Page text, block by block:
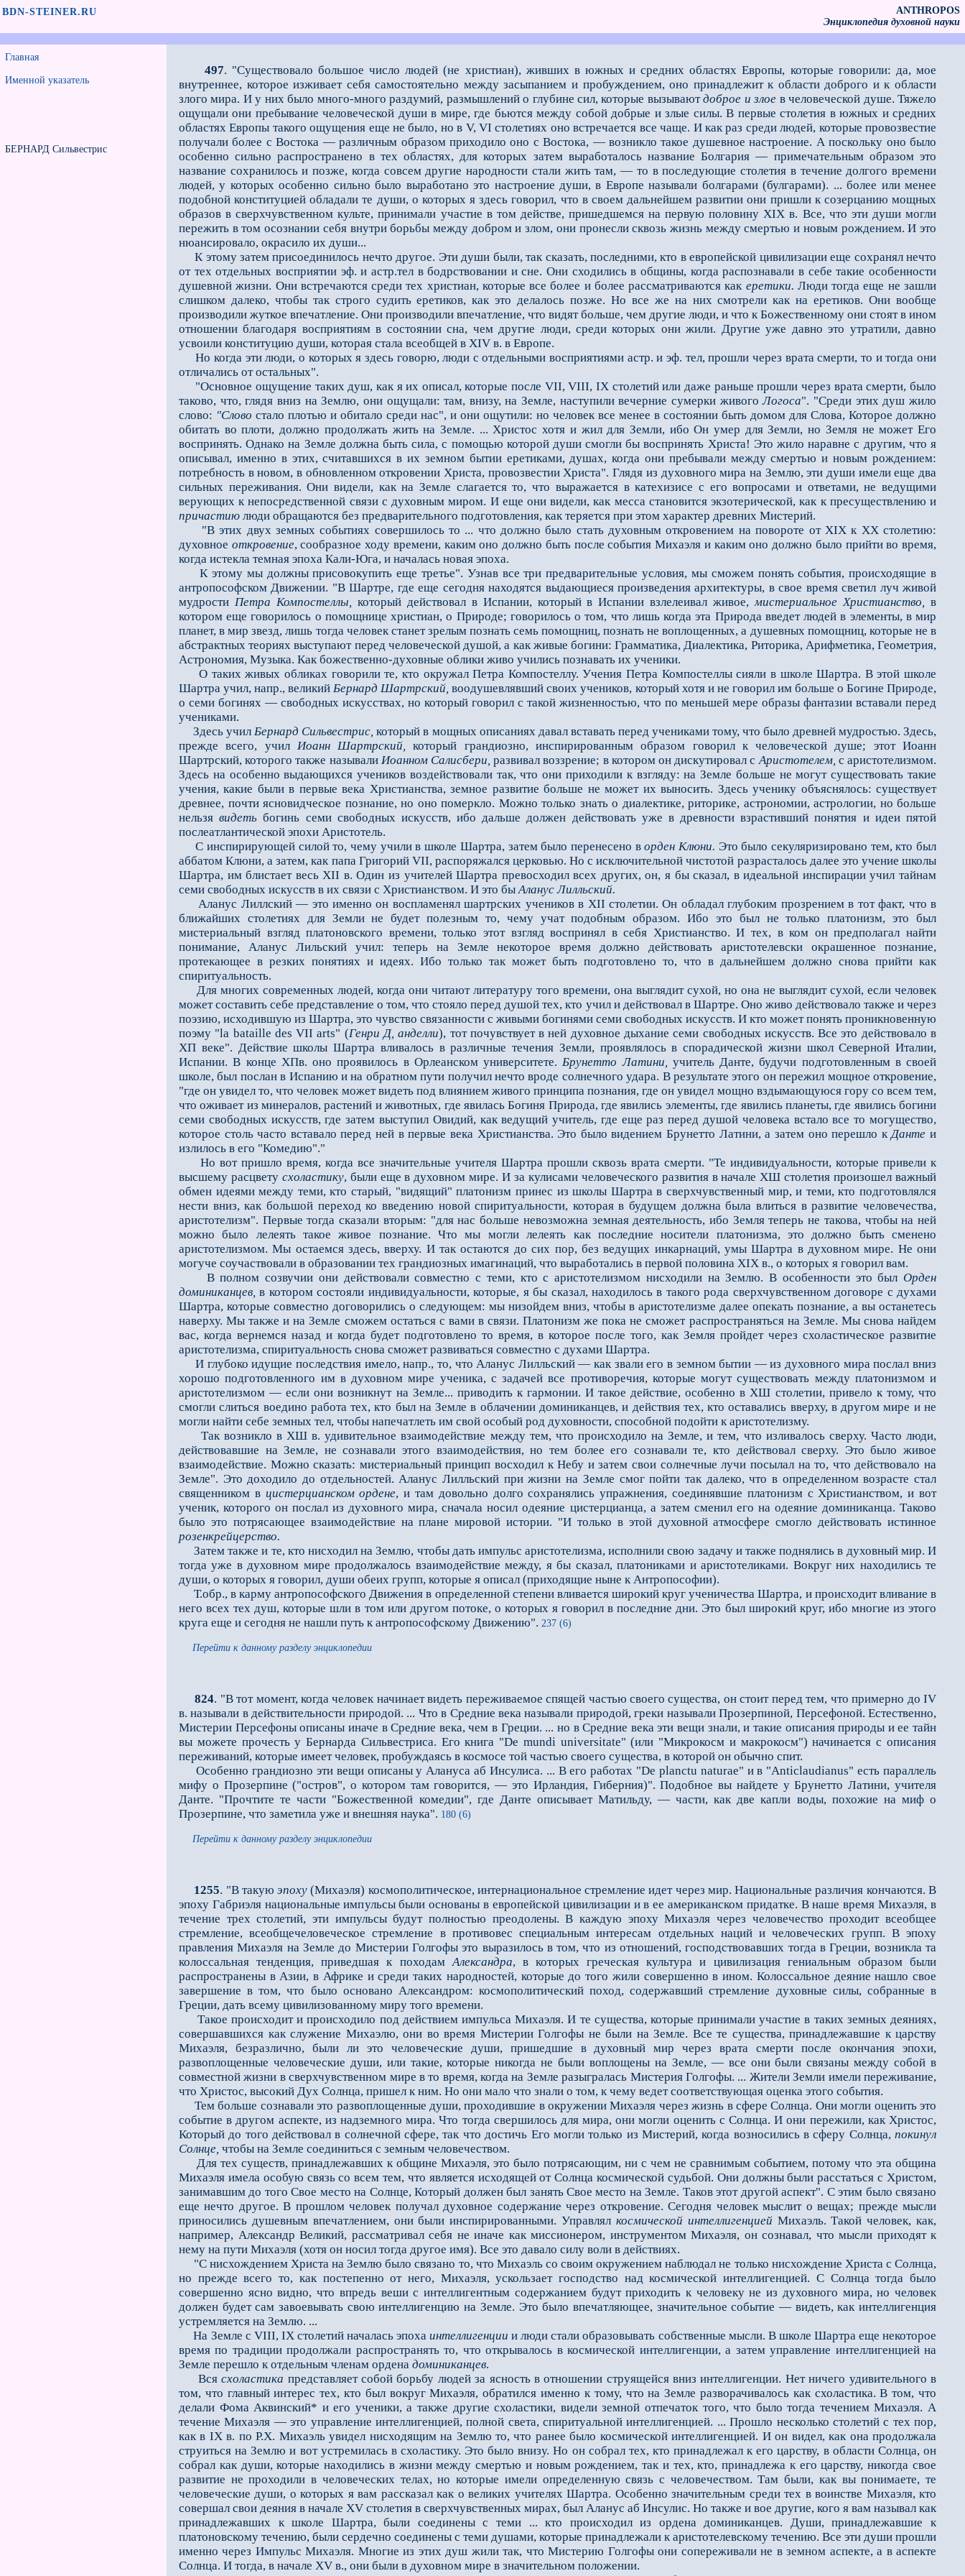
BDN-STEINER.RU
ANTHROPOS
Энциклопедия духовной науки
Главная
Именной указатель
БЕРНАРД Сильвестрис
497. "Существовало большое число людей (не христиан), жив­ших в южных и средних областях Европы, которые говорили: да, мое
внутреннее, которое изживает себя самостоятельно между засыпанием и пробуждением, оно принадлежит к области доброго и к области
злого мира. И у них было много-много раздумий, размышлений о глубине сил, которые вызываютдоброе и злое в чело­веческой душе. Тяжело
ощущали они пребывание человеческой души в мире, где бьются между собой добрые и злые силы. В первые столетия в южных и средних
областях Европы такого ощущения еще не было, но в V, VI столетиях оно встречается все чаще. И как раз среди людей, которые провозвестие
получали бо­лее с Востока — различным образом приходило оно с Востока, — возникло такое душевное настроение. А поскольку оно было
особенно сильно распространено в тех областях, для которых затем выработалось название Болгария — примечательным образом это
название сохранилось и поз­же, когда совсем другие народности стали жить там, — то в последующие столетия в течение долгого времени
людей, у которых особенно сильно было выработано это настроение души, в Европе называли болгарами (булгарами). ... более или менее
подобной конституцией обладали те души, о которых я здесь говорил, что в своем дальнейшем развитии они пришли к созерцанию мощных
обра­зов в сверхчувственном культе, принимали участие в том действе, пришедшемся на первую половину XIX в. Все, что эти души могли
пережить в том осознании себя внутри борьбы между добром и злом, они проне­сли сквозь жизнь между смертью и новым рождением. И это
нюансировало, окрасило их души...
К этому затем присоединилось нечто другое. Эти души были, так сказать, последними, кто в ев­ропейской цивилизации еще сохранял нечто
от тех отдельных восприятии эф. и астр.тел в бодрствова­нии и сне. Они сходились в общины, когда распознавали в себе такие особенности
душевной жизни. Они встречаются среди тех христиан, которые все более и более рассматриваются как еретики. Люди тогда еще не зашли
слишком далеко, чтобы так строго судить еретиков, как это делалось позже. Но все же на них смотрели как на еретиков. Они вообще
производили жуткое впечатление. Они производили впечатление, что видят больше, чем другие люди, и что к Божественному они стоят в ином
отношении благодаря восприятиям в состоянии сна, чем другие люди, среди которых они жили. Другие уже давно это утратили, давно
усвоили конституцию души, которая стала всеобщей в ХIV в. в Европе.
Но когда эти люди, о которых я здесь говорю, люди с отдельными восприятиями астр. и эф. тел, про­шли через врата смерти, то и тогда они
отличались от остальных".
"Основное ощущение таких душ, как я их описал, которые после VII, VIII, IХ столетий или даже раньше прошли через врата смерти, было
таково, что, глядя вниз на Землю, они ощущали: там, внизу, на Земле, на­ступили вечерние сумерки живогоЛогоса". "Среди этих душ жило
слово: "Слово стало плотью и обитало среди нас", и они ощутили: но человек все менее в состоянии быть домом для Слова, Которое должно
оби­тать во плоти, должно продолжать жить на Земле. ... Христос хотя и жил для Земли, ибо Он умер для Земли, но Земля не может Его
воспринять. Однако на Земле должна быть сила, с помощью которой души смогли бы воспринять Христа! Это жило наравне с другим, что я
описывал, именно в этих, считавшихся в их земном бытии еретиками, душах, когда они пребывали между смертью и новым рождением:
потребность в новом, в обновленном откровении Христа, провозвестии Христа". Глядя из духовного мира на Землю, эти души имели еще два
сильных переживания. Они видели, как на Земле слагается то, что выражается в кате­хизисе с его вопросами и ответами, не ведущими
верующих к непосредственной связи с духовным миром. И еще они видели, как месса становится экзотерической, как к пресуществлению и
причастию люди обращаются без предварительного подготовления, как теряется при этом характер древних Мистерий.
"В этих двух земных событиях совершилось то ... что должно было стать духовным откровением на по­вороте от XIX к XX столетию:
духовное откровение, сообразное ходу времени, каким оно должно быть пос­ле события Михаэля и каким оно должно было прийти во время,
когда истекла темная эпоха Кали-Юга, и на­чалась новая эпоха.
К этому мы должны присовокупить еще третье". Узнав все три предварительные условия, мы сможем по­нять события, происходящие в
антропософском Движении. "В Шартре, где еще сегодня находятся выдающиеся произведения архитектуры, в свое время светил луч живой
мудрости Петра Компостеллы, который дейст­вовал в Испании, который в Испании взлелеивал живое,мистериальное Христианство, в
котором еще гово­рилось о помощнице христиан, о Природе; говорилось о том, что лишь когда эта Природа введет людей в элементы, в мир
планет, в мир звезд, лишь тогда человек станет зрелым познать семь помощниц, познать не воплощенных, а душевных помощниц, которые не в
абстрактных теориях выступают перед человеческой душой, а как живые богини: Грамматика, Диалектика, Риторика, Арифметика, Геометрия,
Астрономия, Музы­ка. Как божественно-духовные облики живо учились познавать их ученики.
О таких живых обликах говорили те, кто окружал Петра Компостеллу. Учения Петра Компостеллы сияли в школе Шартра. В этой школе
Шартра учил, напр., великийБернард Шартрский, воодушевлявший сво­их учеников, который хотя и не говорил им больше о Богине Природе,
о семи богинях — свободных искус­ствах, но который говорил с такой жизненностью, что по меньшей мере образы фантазии вставали перед
учениками.
Здесь училБернард Сильвестрис, который в мощных описаниях давал вставать перед учениками тому, что было древней мудростью. Здесь,
прежде всего, учил Иоанн Шартрский, который грандиозно, инспирирован­ным образом говорил к человеческой душе; этот Иоанн
Шартрский, которого также называли Иоанном Салисбери, развивал воззрение; в котором он дискутировал сАристотелем, с аристотелизмом.
Здесь на особенно выдающихся учеников воздействовали так, что они приходили к взгляду: на Земле больше не могут су­ществовать такие
учения, какие были в первые века Христианства, земное развитие больше не может их выносить. Здесь ученику объяснялось: существует
древнее, почти ясновидческое познание, но оно помер­кло. Можно только знать о диалектике, риторике, астрономии, астрологии, но больше
нельзявидеть богинь семи свободных искусств, ибо дальше должен действовать уже в древности взрастивший понятия и идеи пятой
послеатлантической эпохи Аристотель.
С инспирирующей силой то, чему учили в школе Шартра, затем было перенесено ворден Клюни. Это бы­ло секуляризировано тем, кто был
аббатом Клюни, а затем, как папа Григорий VII, распоряжался церковью. Но с исключительной чистотой разрасталось далее это учение школы
Шартра, им блистает весь ХII в. Один из учителей Шартра превосходил всех других, он, я бы сказал, в идеальной инспирации учил тайнам
семи свободных искусств в их связи с Христианством. И это быАланус Лилльский.
Аланус Лиллский — это именно он воспламенял шартрских учеников в ХII столетии. Он обладал глубо­ким прозрением в тот факт, что в
ближайших столетиях для Земли не будет полезным то, чему учат подоб­ным образом. Ибо это был не только платонизм, это был
мистериальный взгляд платоновского времени, то­лько этот взгляд воспринял в себя Христианство. И тех, в ком он предполагал найти
понимание, Аланус Лильский учил: теперь на Земле некоторое время должно действовать аристотелевски окрашенное познание,
протекающее в резких понятиях и идеях. Ибо только так может быть подготовлено то, что в дальнейшем должно снова прийти как
спиритуальность.
Для многих современных людей, когда они читают литературу того времени, она выглядит сухой, но она не выглядит сухой, если человек
может составить себе представление о том, что стояло перед душой тех, кто учил и действовал в Шартре. Оно живо действовало также и через
поэзию, исходившую из Шар­тра, это чувство связанности с живыми богинями семи свободных искусств. И кто может понять проникновенную
поэму "la bataille des VII arts" (Генри Д, анделли), тот почувствует в ней духовное дыхание семи свободных искусств. Все это действовало в
ХП веке". Действие школы Шартра вливалось в различные течения Земли, проявлялось в спорадической жизни школ Северной Италии,
Испании. В конце ХПв. оно проявилось в Орлеанском университете.Брунетто Латини, учитель Данте, будучи подготовленным в своей
школе, был послан в Испанию и на обратном пути получил нечто вроде солнечного удара. В резуль­тате этого он пережил мощное откровение,
"где он увидел то, что человек может видеть под влиянием живого принципа познания, где он увидел мощно вздымающуюся гору со всем тем,
что оживает из минералов, растений и животных, где явилась Богиня Природа, где явились элементы, где явились планеты, где явились богини
семи свободных искусств, где затем выступил Овидий, как ведущий учитель, где еще раз перед душой человека встало все то могущество,
которое столь часто вставало перед ней в первые века Христианства. Это было видением Брунетто Латини, а затем оно перешло кДанте и
излилось в его "Комедию"."
Но вот пришло время, когда все значительные учителя Шартра прошли сквозь врата смерти. "Те индиви­дуальности, которые привели к
высшему расцвету схоластику, были еще в духовном мире. И за кулисами человеческого развития в начале ХШ столетия произошел важный
обмен идеями между теми, кто старый, "видящий" платонизм принес из школы Шартра в сверхчувственный мир, и теми, кто подготовлялся
нести вниз, как большой переход ко введению новой спиритуальности, которая в будущем должна бы­ла влиться в развитие человечества,
аристотелизм". Первые тогда сказали вторым: "для нас больше невозможна земная деятельность, ибо Земля теперь не такова, чтобы на ней
можно было лелеять такое живое познание. Что мы могли лелеять как последние носители платонизма, это должно быть сменено
аристотелизмом. Мы оста­емся здесь, вверху. И так остаются до сих пор, без ведущих инкарнаций, умы Шартра в духовном мире. Не они
могуче соучаствовали в образовании тех грандиозных имагинаций, что выработались в первой половина XIX в., о которых я говорил вам.
В полном созвучии они действовали совместно с теми, кто с аристотелизмом нисходили на Землю. В особенности это был Орден
доминиканцев, в котором состояли индивидуальности, которые, я бы сказал, находилось в такого рода сверхчувственном договоре с духами
Шартра, которые совместно договорились о следующем: мы низойдем вниз, чтобы в аристотелизме далее опекать познание, а вы останетесь
наверху. Мы также и на Земле сможем остаться с вами в связи. Платонизм же пока не сможет распространяться на Зем­ле. Мы снова найдем
вас, когда вернемся назад и когда будет подготовлено то время, в которое после того, как Земля пройдет через схоластическое развитие
аристотелизма, спиритуальность снова сможет развиваться совместно с духами Шартра.
И глубоко идущие последствия имело, напр., то, что Аланус Лилльский — как звали его в земном бытии — из духовного мира послал вниз
хорошо подготовленного им в духовном мире ученика, с задачей все противоре­чия, которые могут существовать между платонизмом и
аристотелизмом — если они возникнут на Земле... приводить к гармонии. И такое действие, особенно в ХШ столетии, привело к тому, что
смогли слиться воедино работа тех, кто был на Земле в облачении доминиканцев, и действия тех, кто оставались вверху, в другом мире и не
мо­гли найти себе земных тел, чтобы напечатлеть им свой особый род духовности, способной подойти к аристотелизму.
Так возникло в ХШ в. удивительное взаимодействие между тем, что происходило на Земле, и тем, что изливалось сверху. Часто люди,
действовавшие на Земле, не сознавали этого взаимодействия, но тем более его сознавали те, кто действовал сверху. Это было живое
взаимодействие. Можно сказать: мистериальный принцип восходил к Небу и затем свои солнечные лучи посылал на то, что действовало на
Земле". Это доходило до отдельностей. Аланус Лилльский при жизни на Земле смог пойти так далеко, что в определен­ном возрасте стал
священником в цистерцианском ордене, и там довольно долго сохранялись упражнения, соединявшие платонизм с Христианством, и вот
ученик, которого он послал из духовного мира, сначала носил одеяние цистерцианца, а затем сменил его на одеяние доминиканца. Таково
было это потрясающее взаимодействие на плане мировой истории. "И только в этой духовной атмосфере смогло действовать ис­тинное
розенкрейцерство.
Затем также и те, кто нисходил на Землю, чтобы дать импульс аристотелизма, исполнили свою задачу и также поднялись в духовный мир. И
тогда уже в духовном мире продолжалось взаимодействие между, я бы сказал, платониками и аристотеликами. Вокруг них находились те
души, о которых я говорил, души обеих групп, которые я описал (приходящие ныне к Антропософии).
Т.обр., в карму антропософского Движения в определенной степени вливается широкий круг ученичества Шартра, и происходит вливание в
него всех тех душ, которые шли в том или другом потоке, о которых я говорил в последние дни. Это был широкий круг, ибо многие из этого
круга еще и сегодня не нашли путь к антропософскому Движению". 237 (6)
Перейти к данному разделу энциклопедии
824. "В тот момент, когда человек начинает видеть переживаемое спящей частью своего существа, он стоит перед тем, что примерно до IV
в. называли в действительности природой. ... Что в Средние века называли природой, греки называли Прозерпиной, Персефоной. Естественно,
Мистерии Персефоны описаны иначе в Средние века, чем в Греции. ... но в Средние века эти вещи знали, и такие описания природы и ее тайн
вы можете прочесть у Бернарда Сильвестриса. Его книга "De mundi universitate" (или "Микро­косм и макрокосм") начинается с описания
переживаний, которые имеет человек, пробуждаясь в космосе той частью своего существа, в которой он обычно спит.
Особенно грандиозно эти вещи описаны у Алануса аб Инсулиса. ... В его работах "De planctu naturae" и в "Anticlaudianus" есть параллель
мифу о Прозерпине ("остров", о котором там говорится, — это Ирландия, Гиберния)". Подоб­ное вы найдете у Брунетто Латини, учителя
Данте. "Прочтите те части "Божественной комедии", где Данте описывает Матильду, — части, как две капли воды, похожие на миф о
Прозерпине, что заметила уже и внеш­няя наука". 180 (6)
Перейти к данному разделу энциклопедии
1255. "В такуюэпоху (Михаэля) космополитическое, интернациональное стремление идет через мир. Национальные различия кончаются. В
эпоху Габриэля национальные импульсы были основаны в евро­пейской цивилизации и в ее американском придатке. В наше время Михаэля, в
течение трех столетий, эти импульсы будут полностью преодолены. В каждую эпоху Михаэля через человечество проходит всеоб­щее
стремление, всеобщечеловеческое стремление в противовес специальным интересам отдельных наций и человеческих групп. В эпоху
правления Михаэля на Земле до Мистерии Голгофы это выразилось в том, что из отношений, господствовавших тогда в Греции, возникла та
колоссальная тенденция, приведшая к по­ходамАлександра, в которых греческая культура и цивилизация гениальным образом были
распространены в Азии, в Африке и среди таких народностей, которые до того жили совершенно в ином. Колоссальное деяние нашло свое
завершение в том, что было основано Александром: космополитический поход, содержав­ший стремление духовные силы, собранные в
Греции, дать всему цивилизованному миру того времени.
Такое происходит и происходило под действием импульса Михаэля. И те существа, которые принимали участие в таких земных деяниях,
совершавшихся как служение Михаэлю, они во время Мистерии Голгофы не были на Земле. Все те существа, принадлежавшие к царству
Михаэля, безразлично, были ли это чело­веческие души, пришедшие в духовный мир через врата смерти после окончания эпохи,
развоплощенные человеческие души, или такие, которые никогда не были воплощены на Земле, — все они были связаны между собой в
совместной жизни в сверхчувственном мире в то время, когда на Земле разыгралась Мисте­рия Голгофы. ... Жители Земли имели переживание,
что Христос, высокий Дух Солнца, пришел к ним. Но они мало что знали о том, к чему ведет соответствующая оценка этого события.
Тем больше сознавали это развоплощенные души, проходившие в окружении Михаэля через жизнь в сфере Солнца. Они могли оценить это
событие в другом аспекте, из надземного мира. Что тогда свершилось для мира, они могли оценить с Солнца. И они пережили, как Христос,
Который до того действовал в сол­нечной сфере, так что достичь Его могли только из Мистерий, когда возносились в сферу Солнца, поки­нул
Солнце, чтобы на Земле соединиться с земным человечеством.
Для тех существ, принадлежавших к общине Михаэля, это было потрясающим, ни с чем не сравнимым событием, потому что эта община
Михаэля имела особую связь со всем тем, что является исходящей от Солнца космической судьбой. Они должны были расстаться с Христом,
занимавшим до того Свое место на Солнце, Который должен был занять Свое место на Земле. Таков этот другой аспект". С этим было свя­зано
еще нечто другое. В прошлом человек получал духовное содержание через откровение. Сегодня че­ловек мыслит о вещах; прежде мысли
приносились душевным впечатлением, они были инспирированными. Управлял космической интеллигенциейМихаэль. Такой человек, как,
например, Александр Великий, рас­сматривал себя не иначе как миссионером, инструментом Михаэля, он сознавал, что мысли приходят к
нему на пути Михаэля (хотя он носил тогда другое имя). Все это давало силу воли в действиях.
"С нисхождением Христа на Землю было связано то, что Михаэль со своим окружением наблюдал не то­лько нисхождение Христа с Солнца,
но прежде всего то, как постепенно от него, Михаэля, ускользает господство над космической интеллигенцией. С Солнца тогда было
совершенно ясно видно, что впредь веши с интеллигентным содержанием будут приходить к человеку не из духовного мира, но человек
должен будет сам завоевывать свою интеллигенцию на Земле. Это было впечатляющее, значительное событие — видеть, как интеллигенция
устремляется на Землю. ...
На Земле с VIII, IХ столетий началась эпохаинтеллигенции и люди стали образовывать собственные мыс­ли. В школе Шартра еще некоторое
время по традиции продолжали распространять то, что открывалось в космической интеллигенции, а затем управление интеллигенцией на
Земле перешло к отдельным членам ордена доминиканцев.
Всясхоластика представляет собой борьбу людей за ясность в отношении струящейся вниз интелли­генции. Нет ничего удивительного в
том, что главный интерес тех, кто был вокруг Михаэля, обратил­ся именно к тому, что на Земле разворачивалось как схоластика. В том, что
делали Фома Аквинский* и его ученики, а также другие схоластики, видели земной отпечаток того, что было тогда течением Михаэля. А
течение Михаэля — это управление интеллигенцией, полной света, спиритуальной интеллиген­цией. ... Прошло несколько столетий с тех пор,
как в IX в. по Р.Х. Михаэль увидел нисходящим на Землю то, что ранее было космической интеллигенцией. И он видел, как она продолжала
струиться на Землю и вот устремилась в схоластику. Это было внизу. Но он собрал тех, кто принадлежал к его цар­ству, в области Солнца, он
собрал как души, которые находились в жизни между смертью и новым рожде­нием, так и тех, кто, принадлежа к его царству, никогда свое
развитие не проходили в человеческих телах, но которые имели определенную связь с человечеством. Там были, как вы понимаете, те
человече­ские души, о которых я вам рассказал как о великих учителях Шартра. Особенно значительным среди тех в воинстве Михаэля, кто
совершал свои деяния в начале ХV столетия в сверхчувственных мирах, был Аланус аб Инсулис. Но также и вое другие, кого я вам называл как
принадлежавших к школе Шартра, были соединены с теми ... кто происходил из ордена доминиканцев. Души, принадлежавшие к
платоновскому течению, были сердеч­но соединены с теми душами, которые принадлежали к аристотелевскому течению. Все эти души прошли
именно через Импульс Михаэля. Многие из этих душ жили так, что Мистерию Голгофы они сопереживали не в земном аспекте, а в аспекте
Солнца. И тогда, в начале ХV в., они были в духовном мире в зна­чительном положении.